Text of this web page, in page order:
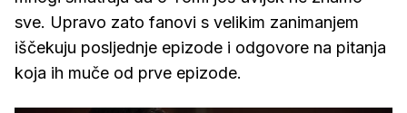
sve. Upravo zato fanovi s velikim zanimanjem
iščekuju posljednje epizode i odgovore na pitanja
koja ih muče od prve epizode.